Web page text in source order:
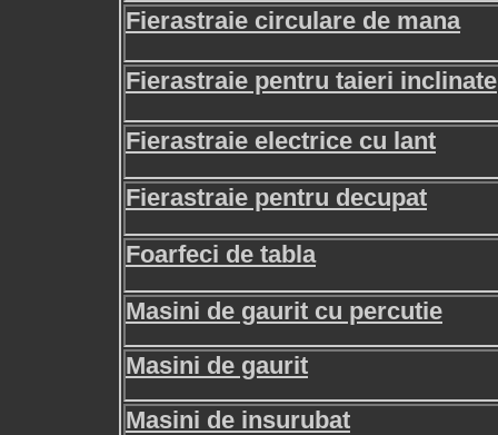
Fierastraie circulare de mana
Fierastraie pentru taieri inclinate
Fierastraie electrice cu lant
Fierastraie pentru decupat
Foarfeci de tabla
Masini de gaurit cu percutie
Masini de gaurit
Masini de insurubat